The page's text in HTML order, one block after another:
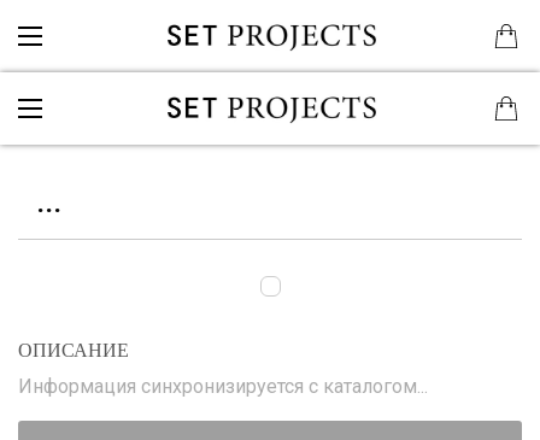
...
ОПИСАНИЕ
Информация синхронизируется с каталогом...